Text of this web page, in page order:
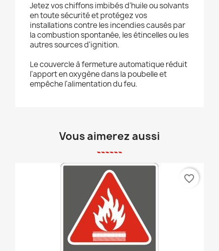
Jetez vos chiffons imbibés d'huile ou solvants
en toute sécurité et protégez vos
installations contre les incendies causés par
la combustion spontanée, les étincelles ou les
autres sources d'ignition.
Le couvercle à fermeture automatique réduit
l'apport en oxygène dans la poubelle et
empêche l'alimentation du feu.
Vous aimerez aussi
favorite_border